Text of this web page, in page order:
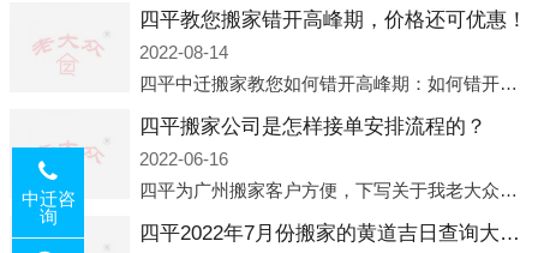
四平教您搬家错开高峰期，价格还可优惠！
2022-08-14
四平中迁搬家教您如何错开高峰期：如何错开高峰期搬家，中迁搬家做了一些电话数据统计和分析，发现市民中午2点左右访问网站的人是最多的，电话咨询是早上9点左右是最多的，预约搬家周六和周日是最多的，网上QQ微
四平搬家公司是怎样接单安排流程的？
2022-06-16
四平为广州搬家客户方便，下写关于我老大众搬家公司接单的流程，九条给搬家朋友参考，了解搬家公司工序，免去搬家时的没有准备好的工作，给您及时快速的搬好家。一．电话咨询：专人接待客户电话咨询，初步了解客户搬 家
四平2022年7月份搬家的黄道吉日查询大全一览表哪天适合搬家好日子
中迁咨
询